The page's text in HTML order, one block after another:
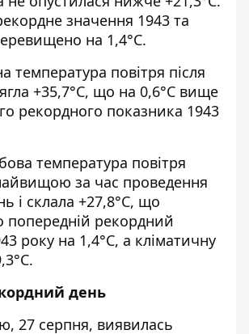
значення 1943 та
на 1,4°С.
температура повітря після
+35,7°С, що на 0,6°С вище
рекордного показника 1943
температура повітря
за час проведення
і склала +27,8°С, що
рекордний
року на 1,4°С, а кліматичну
день
27 серпня, виявилась